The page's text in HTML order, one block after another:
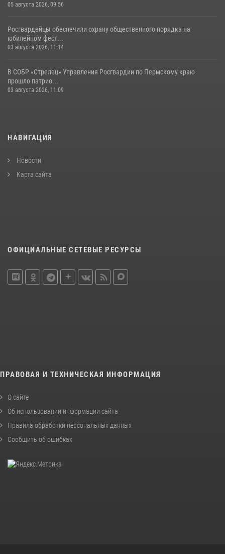
05 августа 2026, 09:56
Росгвардейцы обеспечили охрану общественного порядка на
юбилейном фест...
03 августа 2026, 11:14
В СОБР «Стрелец» Управления Росгвардии по Пермскому краю
прошло патрио...
03 августа 2026, 11:09
НАВИГАЦИЯ
Новости
Карта сайта
ОФИЦИАЛЬНЫЕ СЕТЕВЫЕ РЕСУРСЫ
ПРАВОВАЯ И ТЕХНИЧЕСКАЯ ИНФОРМАЦИЯ
О сайте
Об использовании информации сайта
Правила обработки персональных данных
Сообщить об ошибках